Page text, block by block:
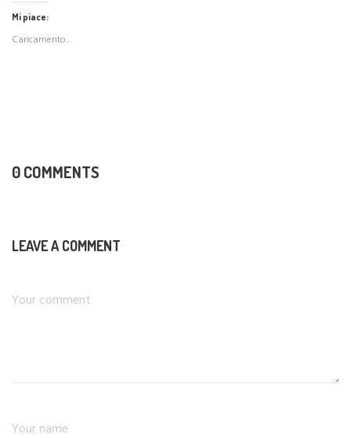
Mi piace:
Caricamento...
0 COMMENTS
LEAVE A COMMENT